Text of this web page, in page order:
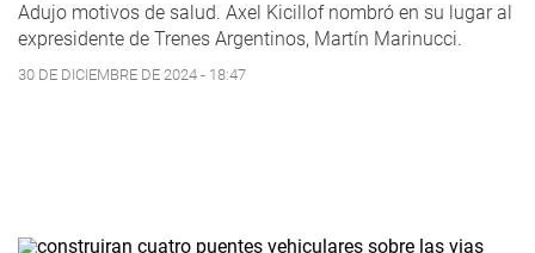
Adujo motivos de salud. Axel Kicillof nombró en su lugar al
expresidente de Trenes Argentinos, Martín Marinucci.
30 DE DICIEMBRE DE 2024 - 18:47